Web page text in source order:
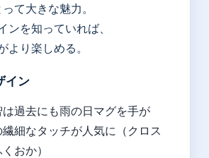
て大きな魅力。
を知っていれば、
り楽しめる。
イン
は過去にも雨の日マグを手が
細なタッチが人気に（クロス
おか）